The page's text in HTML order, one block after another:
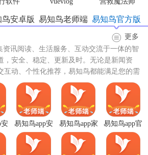
易知鸟官方版
易知鸟老师端
鸟安卓版
更多
资讯阅读、生活服务、互动交流于一体的智
，安全、稳定、更新及时。无论是新闻资
互动、个性化推荐，易知鸟都能满足您的需
的...
安
易知鸟app安
装
易知鸟app家
长端
易知鸟app官
网版